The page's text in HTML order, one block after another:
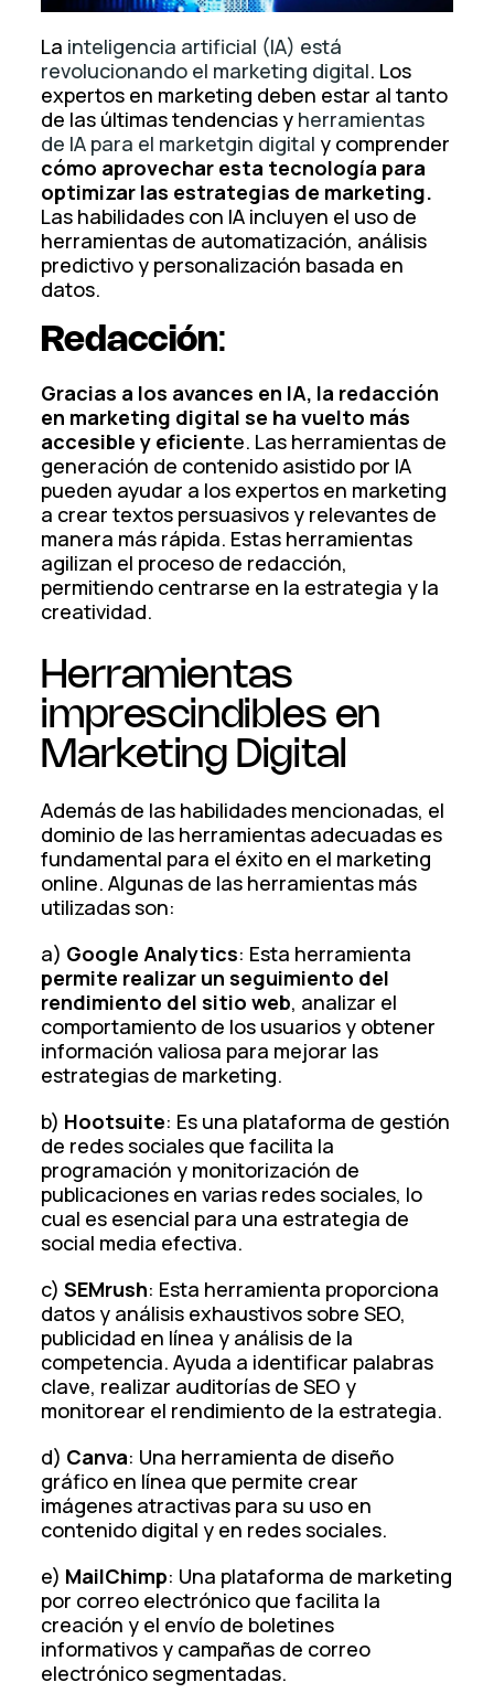
La inteligencia artificial (IA) está
revolucionando el marketing digital. Los
expertos en marketing deben estar al tanto
de las últimas tendencias y herramientas
de IA para el marketgin digital y comprender
cómo aprovechar esta tecnología para
optimizar las estrategias de marketing.
Las habilidades con IA incluyen el uso de
herramientas de automatización, análisis
predictivo y personalización basada en
datos.
Redacción:
Gracias a los avances en IA, la redacción
en marketing digital se ha vuelto más
accesible y eficiente. Las herramientas de
generación de contenido asistido por IA
pueden ayudar a los expertos en marketing
a crear textos persuasivos y relevantes de
manera más rápida. Estas herramientas
agilizan el proceso de redacción,
permitiendo centrarse en la estrategia y la
creatividad.
Herramientas
imprescindibles en
Marketing Digital
Además de las habilidades mencionadas, el
dominio de las herramientas adecuadas es
fundamental para el éxito en el marketing
online. Algunas de las herramientas más
utilizadas son:
a) Google Analytics: Esta herramienta
permite realizar un seguimiento del
rendimiento del sitio web, analizar el
comportamiento de los usuarios y obtener
información valiosa para mejorar las
estrategias de marketing.
b) Hootsuite: Es una plataforma de gestión
de redes sociales que facilita la
programación y monitorización de
publicaciones en varias redes sociales, lo
cual es esencial para una estrategia de
social media efectiva.
c)SEMrush: Esta herramienta proporciona
datos y análisis exhaustivos sobre SEO,
publicidad en línea y análisis de la
competencia. Ayuda a identificar palabras
clave, realizar auditorías de SEO y
monitorear el rendimiento de la estrategia.
d) Canva: Una herramienta de diseño
gráfico en línea que permite crear
imágenes atractivas para su uso en
contenido digital y en redes sociales.
e) MailChimp: Una plataforma de marketing
por correo electrónico que facilita la
creación y el envío de boletines
informativos y campañas de correo
electrónico segmentadas.